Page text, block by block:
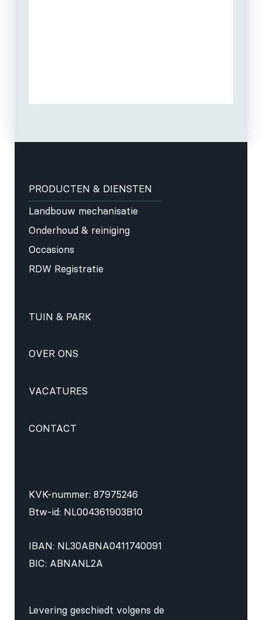
PRODUCTEN & DIENSTEN
Landbouw mechanisatie
Onderhoud & reiniging
Occasions
RDW Registratie
TUIN & PARK
OVER ONS
VACATURES
CONTACT
KVK-nummer: 87975246
Btw-id: NL004361903B10
IBAN: NL30ABNA0411740091
BIC: ABNANL2A
Levering geschiedt volgens de